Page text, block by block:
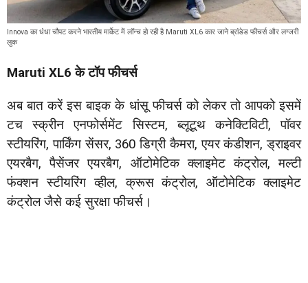
Innova का धंधा चौपट करने भारतीय मार्केट में लॉन्च हो रही है Maruti XL6 कार जाने ब्रांडेड फीचर्स और लग्जरी
लुक
Maruti XL6 के टॉप फीचर्स
अब बात करें इस बाइक के धांसू फीचर्स को लेकर तो आपको इसमें
टच स्क्रीन एनफोर्समेंट सिस्टम, ब्लूटूथ कनेक्टिविटी, पॉवर
स्टीयरिंग, पार्किंग सेंसर, 360 डिग्री कैमरा, एयर कंडीशन, ड्राइवर
एयरबैग, पैसेंजर एयरबैग, ऑटोमेटिक क्लाइमेट कंट्रोल, मल्टी
फंक्शन स्टीयरिंग व्हील, क्रूस कंट्रोल, ऑटोमेटिक क्लाइमेट
कंट्रोल जैसे कई सुरक्षा फीचर्स।